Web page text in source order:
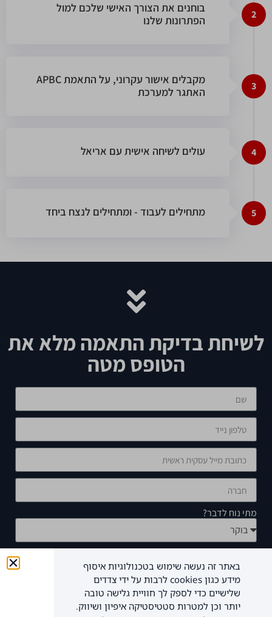
בוחנים את הצורך האישי שלכם למול
הפתרונות שלנו
2
APBC מקבלים אישור עקרוני, על התאמת
האתגר למערכת
3
עולים לשיחה אישית עם אריאל 4
מתחילים לעבוד - ומתחילים לנצח ביחד 5
לשיחת בדיקת התאמה מלא את
הטופס מטה
מתי נוח לדבר?
באתר זה נעשה שימוש בטכנולוגיות איסוף
מידע כגון cookies לרבות על ידי צדדים
שלישיים כדי לספק לך חוויית גלישה טובה
יותר וכן למטרות סטטיסטיקה איפיון ושיווק.